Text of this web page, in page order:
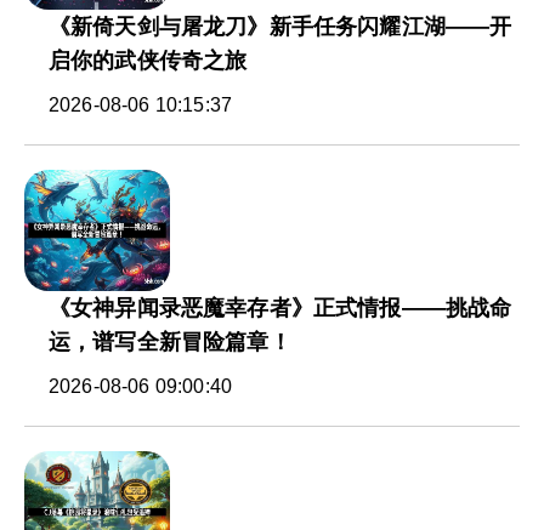
《新倚天剑与屠龙刀》新手任务闪耀江湖——开
启你的武侠传奇之旅
2026-08-06 10:15:37
《女神异闻录恶魔幸存者》正式情报——挑战命
运，谱写全新冒险篇章！
2026-08-06 09:00:40